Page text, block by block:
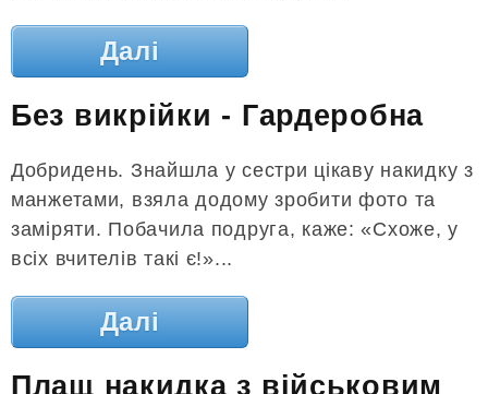
Далі
Без викрійки - Гардеробна
Добридень. Знайшла у сестри цікаву накидку з
манжетами, взяла додому зробити фото та
заміряти. Побачила подруга, каже: «Схоже, у
всіх вчителів такі є!»...
Далі
Плащ накидка з військовим